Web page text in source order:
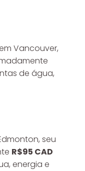
Vancouver,
de água,
seu
R$95 CAD
energia e